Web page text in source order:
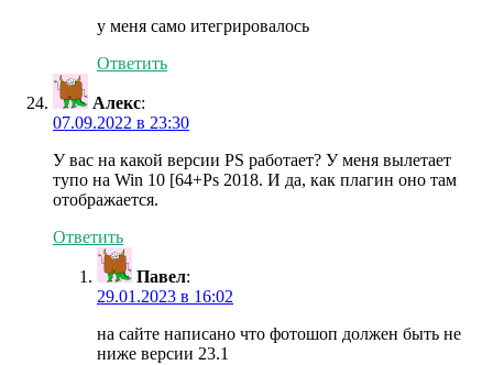
у меня само итегрировалось
Ответить
Алекс:
07.09.2022 в 23:30
У вас на какой версии PS работает? У меня вылетает
тупо на Win 10 [64+Ps 2018. И да, как плагин оно там
отображается.
Ответить
Павел:
29.01.2023 в 16:02
на сайте написано что фотошоп должен быть не
ниже версии 23.1